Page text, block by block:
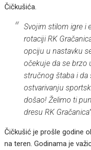
Čičkušića.
Svojim stilom igre i
rotaciji RK
opciju u nastavku
očekuje da se brzo
stručnog štaba i da
ostvarivanju
došao! Želimo ti
dresu RK
Čičkušić je prošle godine
na teren. Godinama je